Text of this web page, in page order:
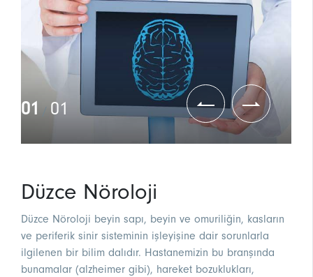
01 / 01
Düzce Nöroloji
Düzce Nöroloji beyin sapı, beyin ve omuriliğin, kasların
ve periferik sinir sisteminin işleyişine dair sorunlarla
ilgilenen bir bilim dalıdır. Hastanemizin bu branşında
bunamalar (alzheimer gibi), hareket bozuklukları,